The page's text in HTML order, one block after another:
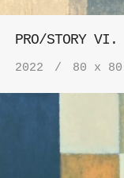
PRO/STORY VI.
2022 80 x 80